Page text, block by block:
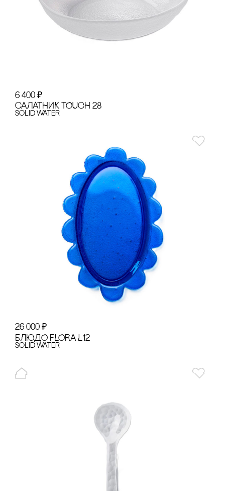
6 400 ₽
сАЛАТНИК TOUCH 28
Solid Water
26 000 ₽
БЛЮДО FLORA L12
Solid Water